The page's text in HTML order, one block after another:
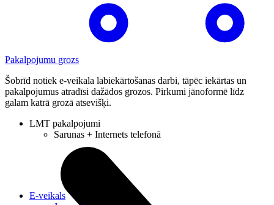
Pakalpojumu grozs
Šobrīd notiek e-veikala labiekārtošanas darbi, tāpēc iekārtas un
pakalpojumus atradīsi dažādos grozos. Pirkumi jānoformē līdz
galam katrā grozā atsevišķi.
LMT pakalpojumi
Sarunas + Internets telefonā
E-veikals